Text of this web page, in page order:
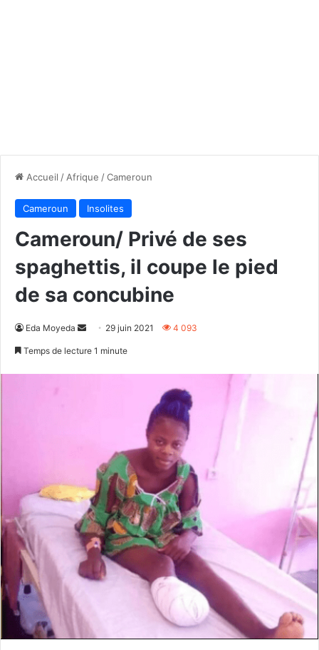
Accueil / Afrique /Cameroun
Cameroun Insolites
Cameroun/ Privé de ses
spaghettis, il coupe le pied
de sa concubine
Eda Moyeda
Envoyer29 juin 2021 4 093
Temps de lecture 1 minute